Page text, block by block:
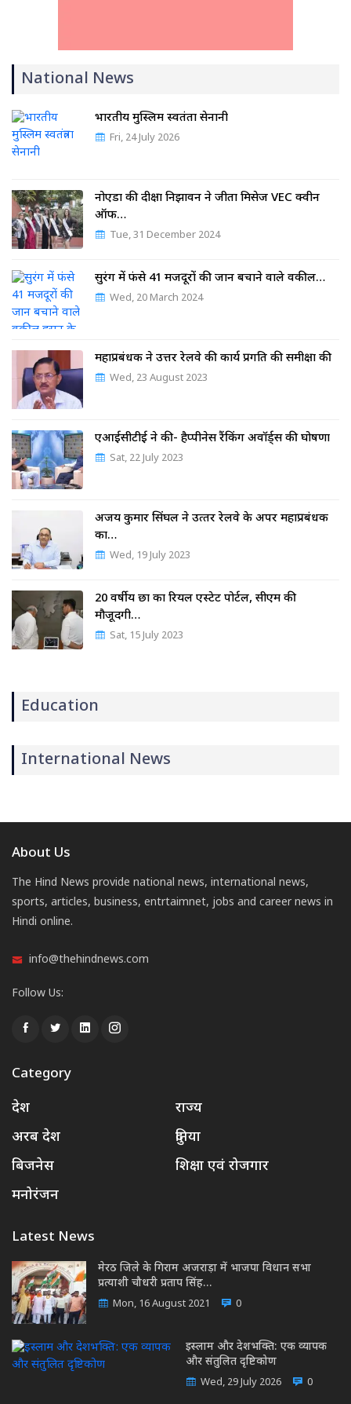
National News
भारतीय मुस्लिम स्वतंत्रता सेनानी
Fri, 24 July 2026
नोएडा की दीक्षा निझावन ने जीता मिसेज VEC क्वीन
ऑफ…
Tue, 31 December 2024
सुरंग में फंसे 41 मजदूरों की जान बचाने वाले वकील…
Wed, 20 March 2024
महाप्रबंधक ने उत्तर रेलवे की कार्य प्रगति की समीक्षा की
Wed, 23 August 2023
एआईसीटीई ने की- हैप्पीनेस रैंकिंग अवॉर्ड्स की घोषणा
Sat, 22 July 2023
अजय कुमार सिंघल ने उत्‍तर रेलवे के अपर महाप्रबंधक
का…
Wed, 19 July 2023
20 वर्षीय छात्र का रियल एस्टेट पोर्टल, सीएम की
मौजूदगी…
Sat, 15 July 2023
Education
International News
About Us
The Hind News provide national news, international news,
sports, articles, business, entrtaimnet, jobs and career news in
Hindi online.
info@thehindnews.com
Follow Us:
Category
देश
राज्य
अरब देश
दुनिया
बिजनेस
शिक्षा एवं रोजगार
मनोरंजन
Latest News
मेरठ जिले के गिराम अजराड़ा में भाजपा विधान सभा
प्रत्याशी चौधरी प्रताप सिंह…
Mon, 16 August 2021 0
इस्लाम और देशभक्ति: एक व्यापक
और संतुलित दृष्टिकोण
Wed, 29 July 2026 0